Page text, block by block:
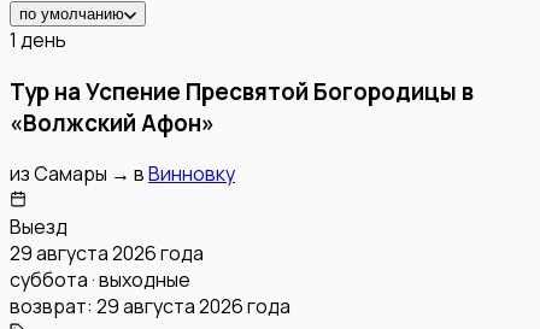
по умолчанию
1 день
Тур на Успение Пресвятой Богородицы в
«Волжский Афон»
изСамары → вВинновку
Выезд
29 августа 2026 года
суббота · выходные
возврат: 29 августа 2026 года